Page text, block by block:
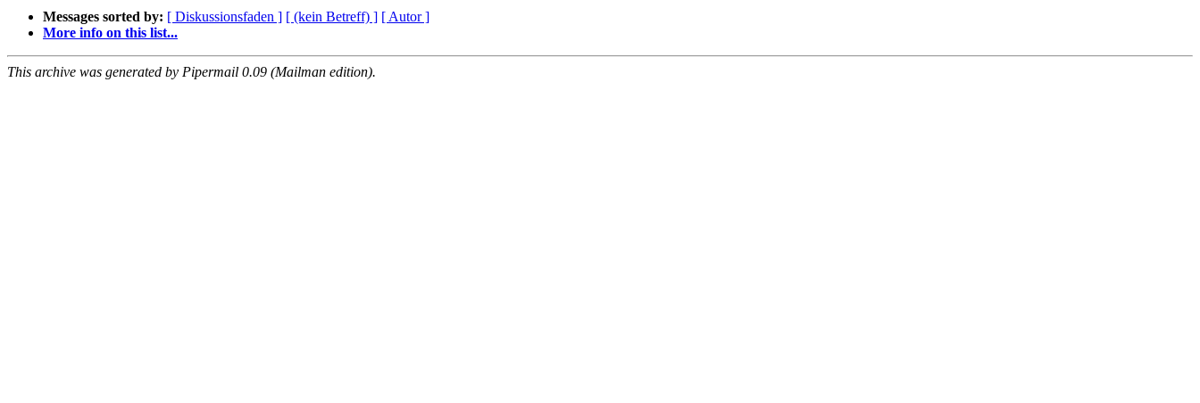
Messages sorted by: [ Diskussionsfaden ] [ (kein Betreff) ] [ Autor ]
More info on this list...
This archive was generated by Pipermail 0.09 (Mailman edition).